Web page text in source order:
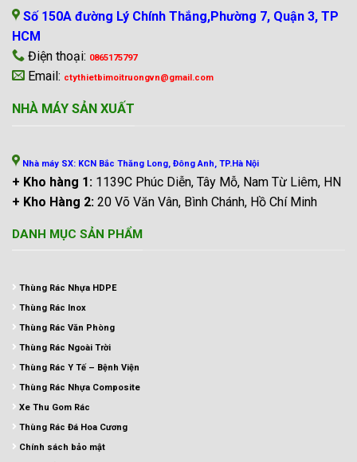
Số 150A đường Lý Chính Thắng,Phường 7, Quận 3, TP
HCM
Điện thoại: 0865175797
Email: ctythietbimoitruongvn@gmail.com
NHÀ MÁY SẢN XUẤT
Nhà máy SX: KCN Bắc Thăng Long, Đông Anh, TP.Hà Nội
+ Kho hàng 1: 1139C Phúc Diễn, Tây Mỗ, Nam Từ Liêm, HN
+ Kho Hàng 2: 20 Võ Văn Vân, Bình Chánh, Hồ Chí Minh
DANH MỤC SẢN PHẨM
Thùng Rác Nhựa HDPE
Thùng Rác Inox
Thùng Rác Văn Phòng
Thùng Rác Ngoài Trời
Thùng Rác Y Tế – Bệnh Viện
Thùng Rác Nhựa Composite
Xe Thu Gom Rác
Thùng Rác Đá Hoa Cương
Chính sách bảo mật